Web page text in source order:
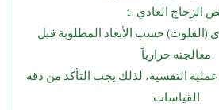
(الفلوت) حسب الأبعاد المطلوبة قبل
معالجته حرارياً.
التقسية، لذلك يجب التأكد من دقة
القياسات.